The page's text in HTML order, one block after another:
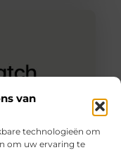
van
technologieën om
om uw ervaring te